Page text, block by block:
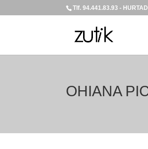
Tlf. 94.441.83.93 -
OHIANA